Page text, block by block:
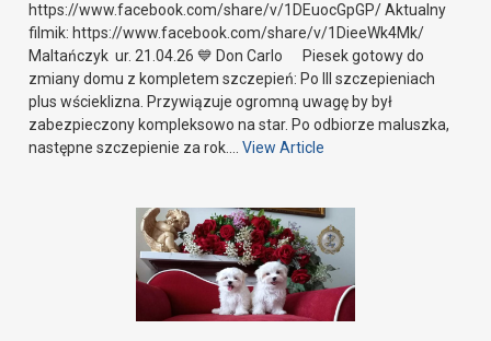
https://www.facebook.com/share/v/1DEuocGpGP/ Aktualny
filmik: https://www.facebook.com/share/v/1DieeWk4Mk/
Maltańczyk ur. 21.04.26 💙 Don Carlo Piesek gotowy do
zmiany domu z kompletem szczepień: Po III szczepieniach
plus wścieklizna. Przywiązuje ogromną uwagę by był
zabezpieczony kompleksowo na star. Po odbiorze maluszka,
następne szczepienie za rok….View Article